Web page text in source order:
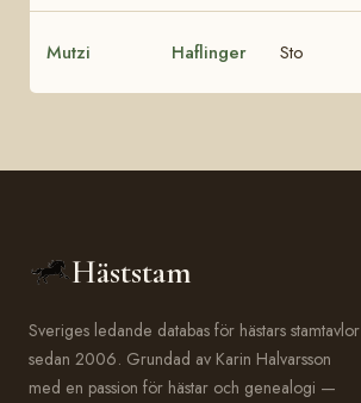
Mutzi Haflinger Sto
Häststam
Sveriges ledande databas för hästars stamtavlor
sedan 2006. Grundad av Karin Halvarsson
med en passion för hästar och genealogi —